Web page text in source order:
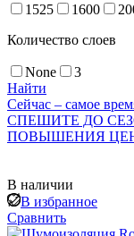
1525
1600
Количество слоев
None
3
Найти
Сейчас – самое
СПЕШИТЕ ДО
ПОВЫШЕНИЯ
В наличии
В избранное
Сравнить